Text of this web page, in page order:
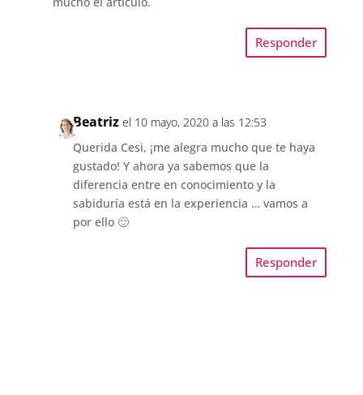
Responder
Beatriz el 10 mayo, 2020 a las 12:53
Querida Cesi, ¡me alegra mucho que te haya
gustado! Y ahora ya sabemos que la
diferencia entre en conocimiento y la
sabiduría está en la experiencia … vamos a
por ello 🙂
Responder